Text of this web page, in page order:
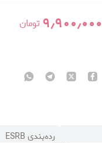
۹٫۹۰۰٫۰۰۰ تومان
رده‌بندی ESRB